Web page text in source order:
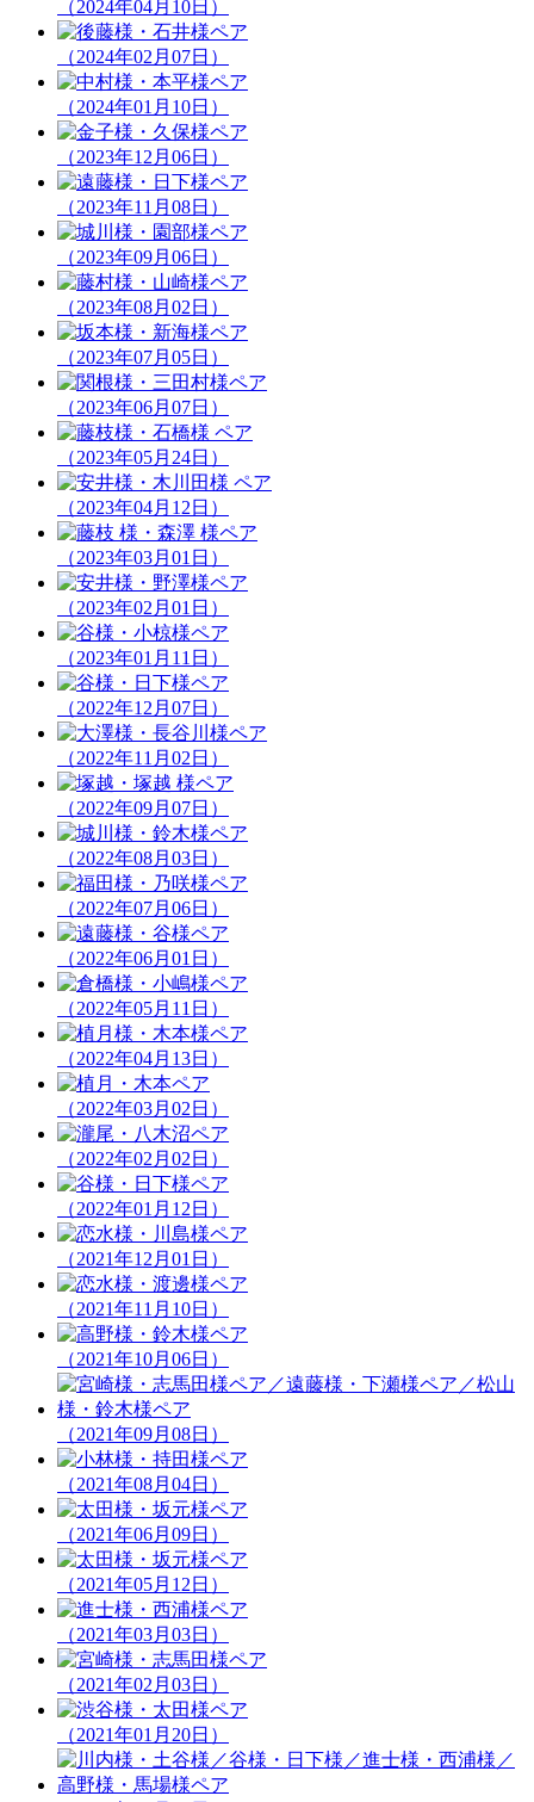
（2024年04月10日）
（2024年02月07日）
（2024年01月10日）
（2023年12月06日）
（2023年11月08日）
（2023年09月06日）
（2023年08月02日）
（2023年07月05日）
（2023年06月07日）
（2023年05月24日）
（2023年04月12日）
（2023年03月01日）
（2023年02月01日）
（2023年01月11日）
（2022年12月07日）
（2022年11月02日）
（2022年09月07日）
（2022年08月03日）
（2022年07月06日）
（2022年06月01日）
（2022年05月11日）
（2022年04月13日）
（2022年03月02日）
（2022年02月02日）
（2022年01月12日）
（2021年12月01日）
（2021年11月10日）
（2021年10月06日）
（2021年09月08日）
（2021年08月04日）
（2021年06月09日）
（2021年05月12日）
（2021年03月03日）
（2021年02月03日）
（2021年01月20日）